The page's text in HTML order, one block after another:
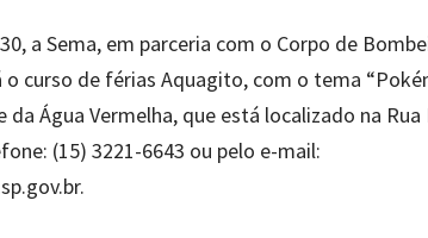
a Sema, em parceria com o Corpo de
o curso de férias Aquagito, com o tema
da Água Vermelha, que está localizado na
(15) 3221-6643 ou pelo e-mail: